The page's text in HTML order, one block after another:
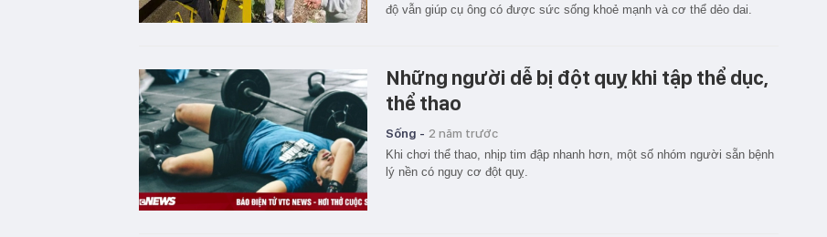
độ vẫn giúp cụ ông có được sức sống khoẻ mạnh và cơ thể dẻo dai.
Những người dễ bị đột quỵ khi tập thể dục,
thể thao
Sống - 2 năm trước
Khi chơi thể thao, nhịp tim đập nhanh hơn, một số nhóm người sẵn bệnh
lý nền có nguy cơ đột quỵ.